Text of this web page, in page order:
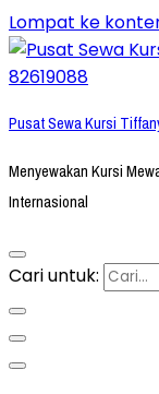
Lompat ke
Pusat Sewa Kursi
Menyewakan Kursi
Internasional
Cari untuk: